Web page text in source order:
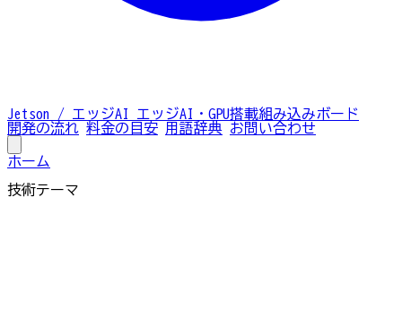
Jetson / エッジAI
エッジAI・GPU搭載組み込みボード
開発の流れ 料金の目安 用語辞典 お問い合わせ
ホーム
技術テーマ